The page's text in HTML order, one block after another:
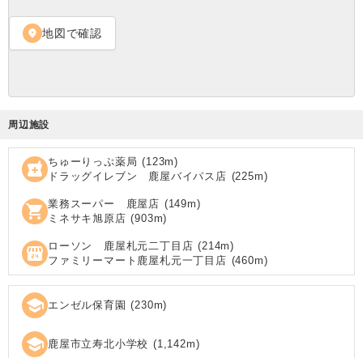
location_on 地図で確認
周辺施設
local_pharmacy ちゅーりっぷ薬局 (123m)
ドラッグイレブン 鹿屋バイパス店 (225m)
shopping_cart 業務スーパー 鹿屋店 (149m)
ミネサキ旭原店 (903m)
local_convenience_store ローソン 鹿屋札元二丁目店 (214m)
ファミリーマート鹿屋札元一丁目店 (460m)
school エンゼル保育園 (230m)
school 鹿屋市立寿北小学校 (1,142m)